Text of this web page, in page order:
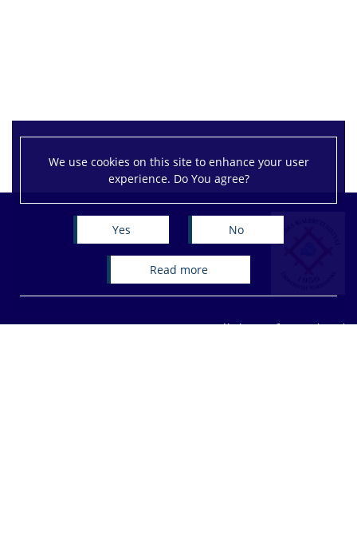
We use cookies on this site to enhance your user
experience. Do You agree?
Yes No
read more
Кафедра беларусістыкі